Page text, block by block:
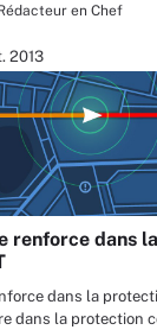
en Chef
2013
renforce dans
dans la
dans la protection